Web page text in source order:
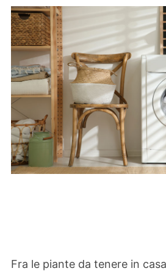
Fra le piante da tenere in